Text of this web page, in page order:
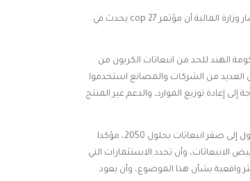
وأوضح ” Montek Singh Ahluwalia نائب رئيس لجنة التخطيط الهندي، ومستشار وزارة المالية أن مؤتمر cop 27 يحدث في
الهند للحد من انبعاثات الكربون من
العديد من الشركات والمصانع استخدموا
إعادة توزيع الموارد، والدعم غير المنتج
وشدد على أن المطلوب من cop27 وضع أهداف قابلة للتحقق بحيث يمكن الوصول إلى صفر انبعاثات بحلول 2050، مؤكدا
وأن تحدد الاستثمارات التي
واقعية بشأن هذا الموضوع، وأن يعود